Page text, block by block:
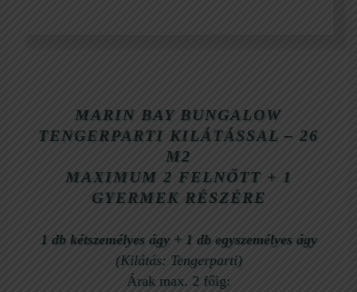
MARIN BAY BUNGALOW
TENGERPARTI KILÁTÁSSAL – 26
M2
MAXIMUM 2 FELNŐTT + 1
GYERMEK RÉSZÉRE
1 db kétszemélyes ágy+ 1 db egyszemélyes ágy
(Kilátás: Tengerparti)
Árak max. 2 főig: